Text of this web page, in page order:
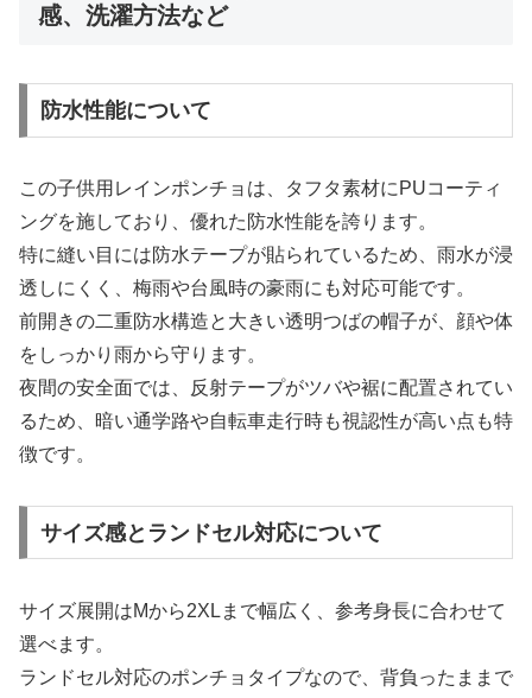
感、洗濯方法など
防水性能について
この子供用レインポンチョは、タフタ素材にPUコーティ
ングを施しており、優れた防水性能を誇ります。
特に縫い目には防水テープが貼られているため、雨水が浸
透しにくく、梅雨や台風時の豪雨にも対応可能です。
前開きの二重防水構造と大きい透明つばの帽子が、顔や体
をしっかり雨から守ります。
夜間の安全面では、反射テープがツバや裾に配置されてい
るため、暗い通学路や自転車走行時も視認性が高い点も特
徴です。
サイズ感とランドセル対応について
サイズ展開はMから2XLまで幅広く、参考身長に合わせて
選べます。
ランドセル対応のポンチョタイプなので、背負ったままで